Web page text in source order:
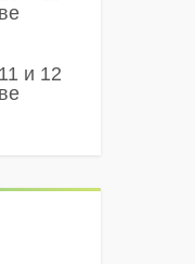
и 12